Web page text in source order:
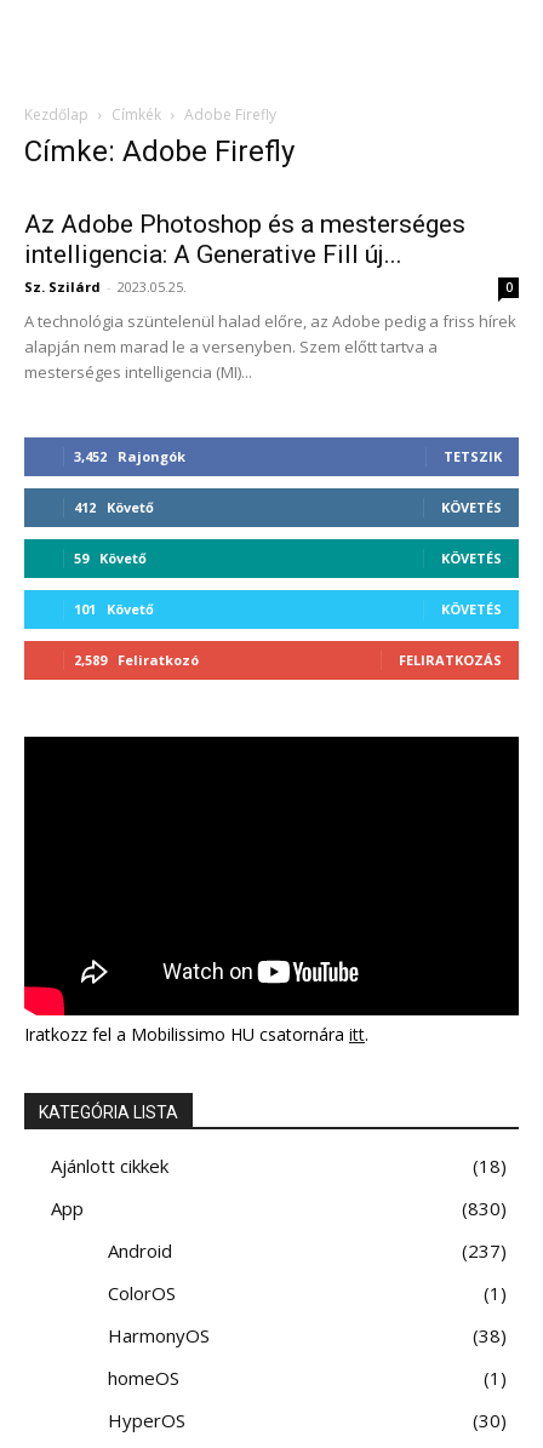
Kezdőlap Címkék Adobe Firefly
Címke: Adobe Firefly
Az Adobe Photoshop és a mesterséges
intelligencia: A Generative Fill új...
Sz. Szilárd - 2023.05.25. 0
A technológia szüntelenül halad előre, az Adobe pedig a friss hírek
alapján nem marad le a versenyben. Szem előtt tartva a
mesterséges intelligencia (MI)...
3,452 Rajongók TETSZIK
412 Követő KÖVETÉS
59 Követő KÖVETÉS
101 Követő KÖVETÉS
2,589 Feliratkozó FELIRATKOZÁS
Iratkozz fel a Mobilissimo HU csatornára itt.
KATEGÓRIA LISTA
Ajánlott cikkek
18
App
830
Android
237
ColorOS
1
HarmonyOS
38
homeOS
1
HyperOS
30